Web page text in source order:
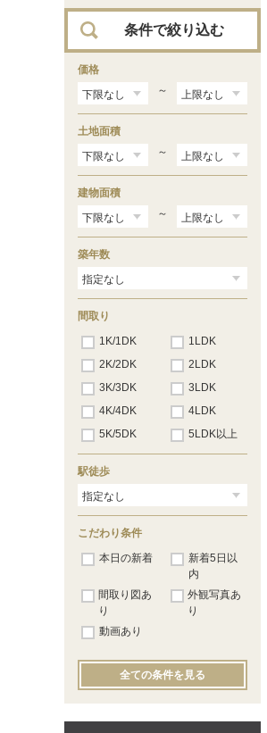
石神井町 （2）
関町北（2）
高松（3）
立野町（1）
豊玉中
土支田（4）
中村南
西大泉
貫井（4）
東大泉
富士見台 （4）
平和台（2）
南田中
三原台
上石神井南町
関町東（1）
条件で絞り込む
価格
～
土地面積
～
建物面積
～
築年数
間取り
1K/1DK
1LDK
2K/2DK
2LDK
3K/3DK
3LDK
4K/4DK
4LDK
5K/5DK
5LDK以上
駅徒歩
こだわり条件
本日の新着
新着5日以
内
間取り図あ
り
外観写真あ
り
動画あり
全ての条件を見る